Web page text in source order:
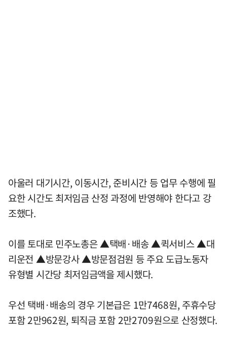
아울러 대기시간, 이동시간, 준비시간 등 업무 수행에 필
요한 시간도 최저임금 산정 과정에 반영해야 한다고 강
조했다.
이를 토대로 민주노총은 ▲택배·배송 ▲퀵서비스 ▲대
리운전 ▲방문강사 ▲방문점검원 등 주요 도급노동자
유형별 시간당 최저임금액을 제시했다.
우선 택배·배송의 경우 기본급은 1만7468원, 주휴수당
포함 2만962원, 퇴직금 포함 2만2709원으로 산정했다.